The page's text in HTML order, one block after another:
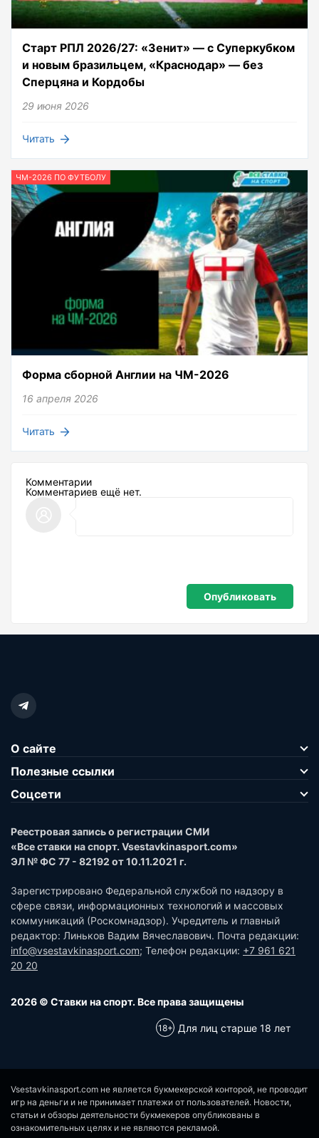
Старт РПЛ 2026/27: «Зенит» — с Суперкубком
и новым бразильцем, «Краснодар» — без
Сперцяна и Кордобы
29 июня 2026
Читать
ЧМ-2026 ПО ФУТБОЛУ
Форма сборной Англии на ЧМ-2026
16 апреля 2026
Читать
Комментарии
Комментариев ещё нет.
О сайте
Полезные ссылки
Соцсети
Реестровая запись о регистрации СМИ
«Все ставки на спорт. Vsestavkinasport.com»
ЭЛ № ФС 77 - 82192 от 10.11.2021 г.
Зарегистрировано Федеральной службой по надзору в
сфере связи, информационных технологий и массовых
коммуникаций (Роскомнадзор). Учредитель и главный
редактор: Линьков Вадим Вячеславович. Почта редакции:
info@vsestavkinasport.com; Телефон редакции: +7 961 621
20 20
2026 © Ставки на спорт. Все права защищены
Для лиц старше 18 лет
Vsestavkinasport.com не является букмекерской конторой, не проводит
игр на деньги и не принимает платежи от пользователей. Новости,
статьи и обзоры деятельности букмекеров опубликованы в
ознакомительных целях и не являются рекламой.